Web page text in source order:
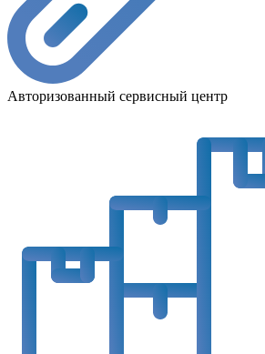
Авторизованный сервисный центр